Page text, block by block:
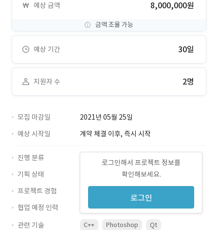
예상 금액 8,000,000원
금액 조율 가능
예상 기간 30일
지원자 수 2명
모집 마감일
2021년 05월 25일
예상 시작일
계약 체결 이후, 즉시 시작
로그인해서 프로젝트 정보를
확인해보세요.
로그인
진행 분류
기획 상태
프로젝트 경험
협업 예정 인력
관련 기술
C++ Photoshop Qt